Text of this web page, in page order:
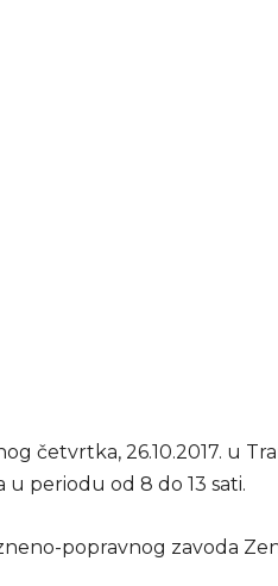
četvrtka, 26.10.2017. u
periodu od 8 do 13 sati.
popravnog zavoda